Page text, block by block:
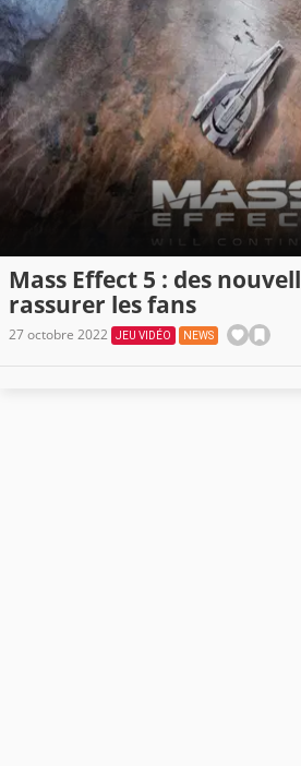
Mass Effect 5 : des
rassurer les fans
27 octobre 2022 JEU VIDÉO NEWS